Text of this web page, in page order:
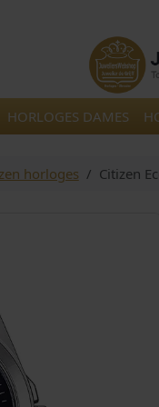
HORLOGES DAMES
horloges Citizen